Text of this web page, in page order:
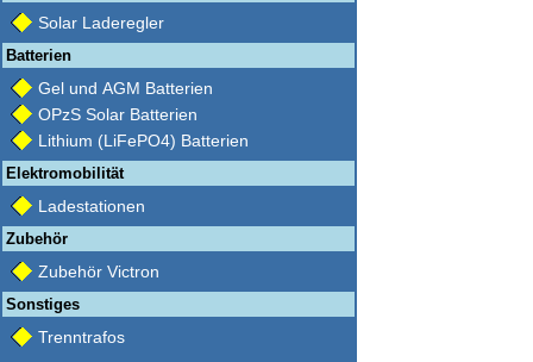
Solar Laderegler
Batterien
Gel und AGM Batterien
OPzS Solar Batterien
Lithium (LiFePO4) Batterien
Elektromobilität
Ladestationen
Zubehör
Zubehör Victron
Sonstiges
Trenntrafos